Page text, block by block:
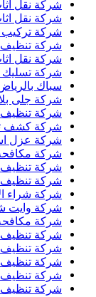
شركة نقل
شركة نقل اثاث
شركة تركيب
شركة تنظيف
شركة نقل اثاث
شركة تسليك
سباك بالرياض
شركة جلى بلاط
شركة تنظيف
شركة كشف
شركة عزل
شركة مكافحة
شركة تنظيف
شركة تنظيف
شركة شراء
شركة وايت
شركة مكافحة
شركة تنظيف
شركة تنظيف
شركة تنظيف
شركة تنظيف
شركة تنظيف